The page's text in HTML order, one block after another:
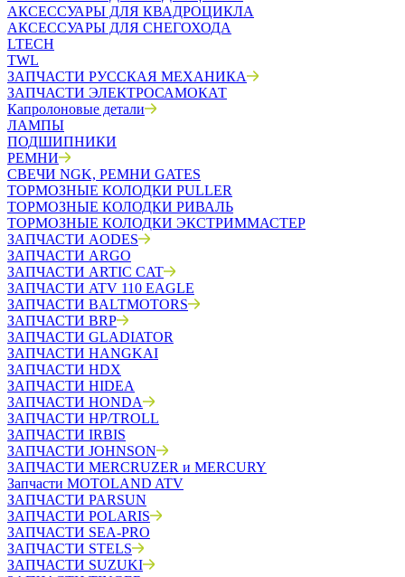
АКСЕССУАРЫ ДЛЯ КВАДРОЦИКЛА
АКСЕССУАРЫ ДЛЯ СНЕГОХОДА
LTECH
TWL
ЗАПЧАСТИ РУССКАЯ МЕХАНИКА
ЗАПЧАСТИ ЭЛЕКТРОСАМОКАТ
Капролоновые детали
ЛАМПЫ
ПОДШИПНИКИ
РЕМНИ
СВЕЧИ NGK, РЕМНИ GATES
ТОРМОЗНЫЕ КОЛОДКИ PULLER
ТОРМОЗНЫЕ КОЛОДКИ РИВАЛЬ
ТОРМОЗНЫЕ КОЛОДКИ ЭКСТРИММАСТЕР
ЗАПЧАСТИ AODES
ЗАПЧАСТИ ARGO
ЗАПЧАСТИ ARTIC CAT
ЗАПЧАСТИ ATV 110 EAGLE
ЗАПЧАСТИ BALTMOTORS
ЗАПЧАСТИ BRP
ЗАПЧАСТИ GLADIATOR
ЗАПЧАСТИ HANGKAI
ЗАПЧАСТИ HDX
ЗАПЧАСТИ HIDEA
ЗАПЧАСТИ HONDA
ЗАПЧАСТИ HP/TROLL
ЗАПЧАСТИ IRBIS
ЗАПЧАСТИ JOHNSON
ЗАПЧАСТИ MERCRUZER и MERCURY
Запчасти MOTOLAND ATV
ЗАПЧАСТИ PARSUN
ЗАПЧАСТИ POLARIS
ЗАПЧАСТИ SEA-PRO
ЗАПЧАСТИ STELS
ЗАПЧАСТИ SUZUKI